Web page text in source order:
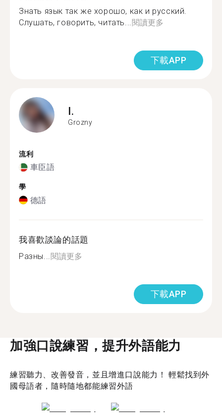
Знать язык так же хорошо, как и русский.
Слушать, говорить, читать... 閱讀更多
下載APP
I.
Grozny
流利
車臣語
學
德語
我喜歡談論的話題
Разны... 閱讀更多
下載APP
加強口說練習，提升外語能力
練習聽力、改善發音，並且增進口說能力！ 輕鬆找到外
國母語者，隨時隨地都能練習外語